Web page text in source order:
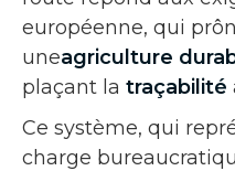
européenne, qui
uneagriculture
plaçant la traçabilité
Ce système, qui
charge